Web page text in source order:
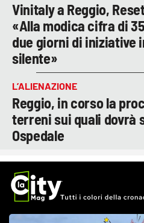
Vinitaly a Reggio,
«Alla modica cifra di
due giorni di iniziative
silente»
L’ALIENAZIONE
Reggio, in corso la
terreni sui quali dovrà
Ospedale